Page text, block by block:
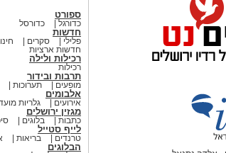
ספורט
כדורגל כדורסל
חדשות
פלילי סקרים
חדשות ארציות
רכילות ולילה
רכילות
תרבות ובידור
מופעים תערוכות
אלבומים
אירועים גלריות
מגזין ירושלים
כתבות בלוגים
לייף סטייל
טרנדים בריאות
הבלוגים